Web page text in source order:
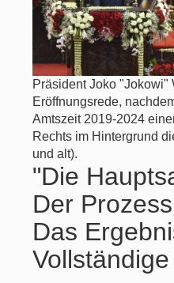
Präsident Joko "Jokowi"
Eröffnungsrede,
Amtszeit 2019-2024
Rechts im Hintergrund
und alt).
"Die
Der
Das